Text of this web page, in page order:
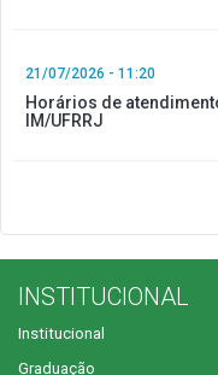
21/07/2026 - 11:20
Horários de
IM/UFRRJ
INSTITUCIONAL
Institucional
Graduação